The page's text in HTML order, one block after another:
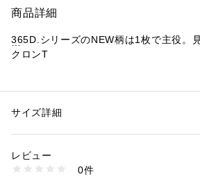
商品詳細
365D.シリーズのNEW柄は1枚で主役。
クロンT
す。
・綿100％のしっかりさが、元気に動く
・大人サイズと同柄展開で、リンクコー
性別：キッズ・ベビー
素材：本体：綿100% リブ部分：綿95% リブ部
商品番号：
2261215 （ショップ）
サイズ詳細
レビュー
0件